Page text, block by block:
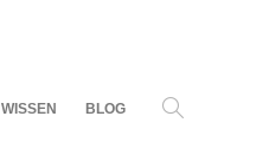
WISSEN BLOG